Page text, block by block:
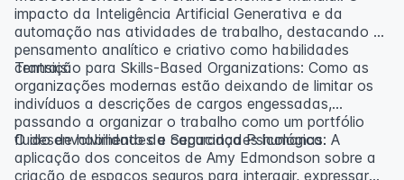
impacto da Inteligência Artificial Generativa e da
automação nas atividades de trabalho, destacando o
pensamento analítico e criativo como habilidades
centrais.
Transição para Skills-Based Organizations: Como as
organizações modernas estão deixando de limitar os
indivíduos a descrições de cargos engessadas,
passando a organizar o trabalho como um portfólio
fluido de habilidades e capacidades humanas.
O desenvolvimento da Segurança Psicológica: A
aplicação dos conceitos de Amy Edmondson sobre a
criação de espaços seguros para interagir, expressar